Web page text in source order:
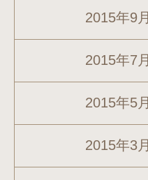
2015年9月
2015年7月
2015年5月
2015年3月